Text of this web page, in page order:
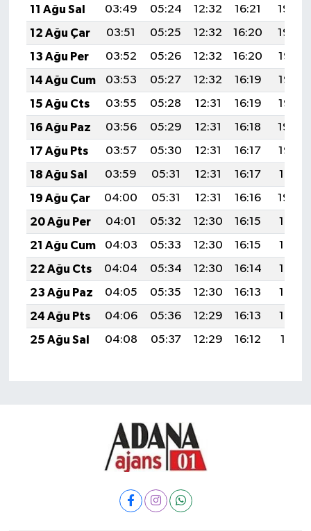
11 Ağu Sal
03:49 05:24 12:32 16:21
19:30
12 Ağu Çar
03:51 05:25 12:32 16:20
19:29
13 Ağu Per
03:52 05:26 12:32 16:20
19:28
14 Ağu Cum
03:53 05:27 12:32 16:19
19:26
15 Ağu Cts
03:55 05:28 12:31 16:19
19:25
16 Ağu Paz
03:56 05:29 12:31 16:18
19:24
17 Ağu Pts
03:57 05:30 12:31 16:17
19:22
18 Ağu Sal
03:59 05:31 12:31 16:17
19:21
19 Ağu Çar
04:00 05:31 12:31 16:16
19:20
20 Ağu Per
04:01 05:32 12:30 16:15
19:18
21 Ağu Cum
04:03 05:33 12:30 16:15
19:17
22 Ağu Cts
04:04 05:34 12:30 16:14
19:16
23 Ağu Paz
04:05 05:35 12:30 16:13
19:14
24 Ağu Pts
04:06 05:36 12:29 16:13
19:13
25 Ağu Sal
04:08 05:37 12:29 16:12 19:11